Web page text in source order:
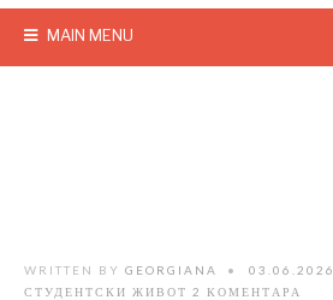
MAIN MENU
WRITTEN BY GEORGIANA • 03.06.2026
СТУДЕНТСКИ ЖИВОТ 2 КОМЕНТАРА